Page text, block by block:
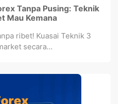
Tanpa Pusing: Teknik
Mau Kemana
ribet! Kuasai Teknik 3
secara...